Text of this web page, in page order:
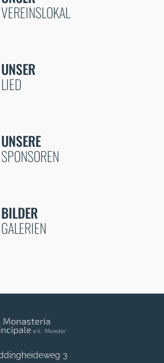
VEREINSLOKAL
UNSER
LIED
UNSERE
SPONSOREN
BILDER
GALERIEN
3